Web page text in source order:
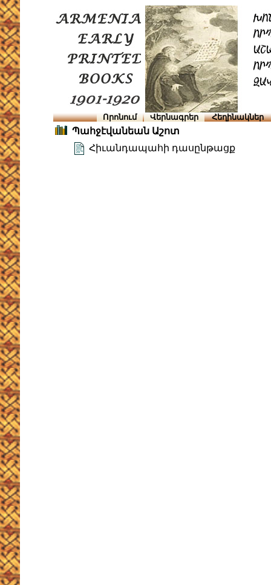
Որոնում Վերնագրեր Հեղինակներ
Պահջէվանեան Աշոտ
Հիւանդապահի դասընթացք